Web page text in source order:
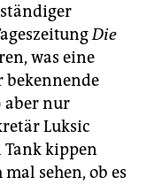
Die
was eine
bekennende
aber nur
Luksic
Tank kippen
sehen, ob es